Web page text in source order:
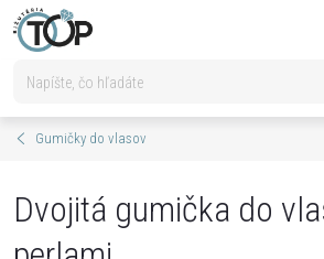
Prejsť
na
Gumičky do vlasov
Dvojitá gumička do